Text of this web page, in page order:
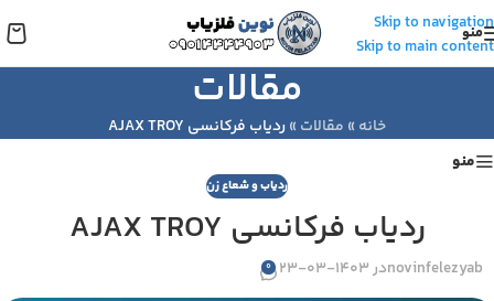
Skip to navigation
Skip to main content
منو
مقالات
خانه » مقالات »ردیاب فرکانسی AJAX TROY
منو
ردیاب و شعاع زن
ردیاب فرکانسی AJAX TROY
novinfelezyabدر 1403-03-23 0